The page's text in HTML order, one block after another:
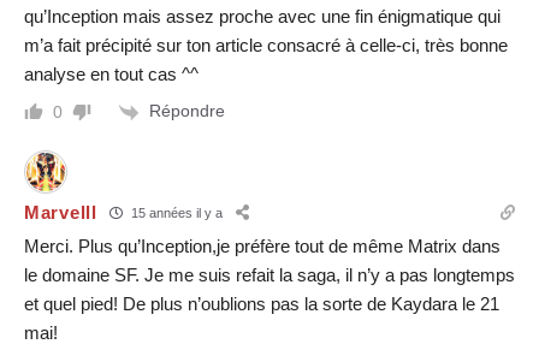
qu’Inception mais assez proche avec une fin énigmatique qui
m’a fait précipité sur ton article consacré à celle-ci, très bonne
analyse en tout cas ^^
0 Répondre
Marvelll 15 années il y a
Merci. Plus qu’Inception,je préfère tout de même Matrix dans
le domaine SF. Je me suis refait la saga, il n’y a pas longtemps
et quel pied! De plus n’oublions pas la sorte de Kaydara le 21
mai!